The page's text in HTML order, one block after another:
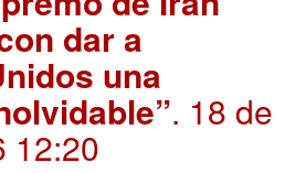
dar a
una
. 18 de
12:20